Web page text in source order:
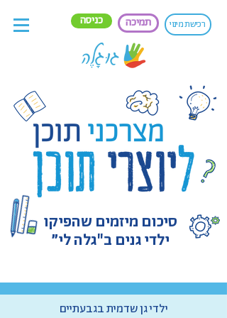
תמיכה רכישת מינוי כניסה
סיכום מיזמים שהפיקו
ילדי גנים ב"גלה לי״
ילדי גן שדמית בגבעתיים